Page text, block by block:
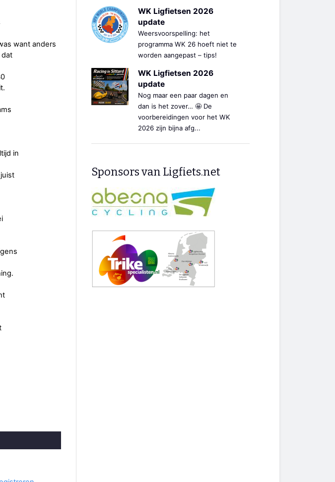
want anders
dat
in
WK Ligfietsen 2026
update
Weersvoorspelling: het
programma WK 26 hoeft niet te
worden aangepast – tips!
WK Ligfietsen 2026
update
Nog maar een paar dagen en
dan is het zover… 🤩 De
voorbereidingen voor het WK
2026 zijn bijna afg...
Sponsors van Ligfiets.net